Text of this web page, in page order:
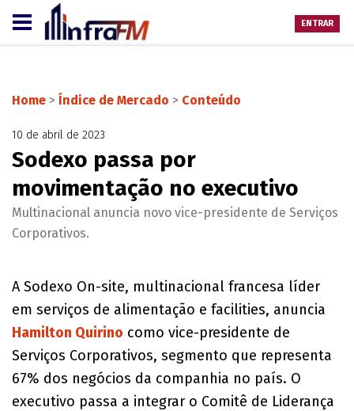
ENTRAR
Home > Índice de Mercado > Conteúdo
10 de abril de 2023
Sodexo passa por
movimentação no executivo
Multinacional anuncia novo vice-presidente de Serviços
Corporativos.
A Sodexo On-site, multinacional francesa líder
em serviços de alimentação e facilities, anuncia
Hamilton Quirino como vice-presidente de
Serviços Corporativos, segmento que representa
67% dos negócios da companhia no país. O
executivo passa a integrar o Comitê de Liderança